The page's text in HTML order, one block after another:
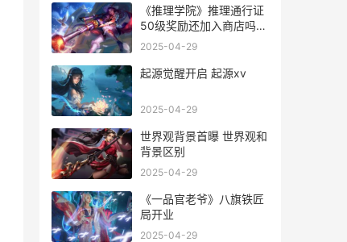
《推理学院》推理通行证
50级奖励还加入商店吗
推理学院好玩吗
2025-04-29
起源觉醒开启 起源xv
2025-04-29
世界观背景首曝 世界观和
背景区别
2025-04-29
《一品官老爷》八旗铁匠
局开业
2025-04-29